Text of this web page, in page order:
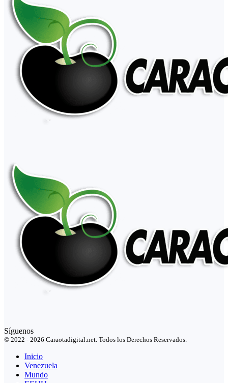
Síguenos
© 2022 - 2026 Caraotadigital.net. Todos los Derechos Reservados.
Inicio
Venezuela
Mundo